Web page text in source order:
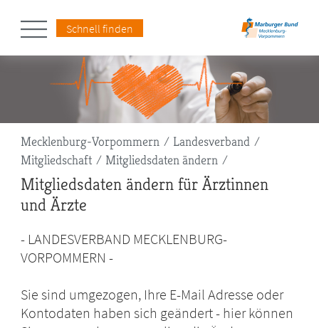
Schnell finden
Pfadnavigation
Mecklenburg-Vorpommern
Landesverband
Mitgliedschaft
Mitgliedsdaten ändern
Mitgliedsdaten ändern für Ärztinnen
und Ärzte
- LANDESVERBAND MECKLENBURG-
VORPOMMERN -
Sie sind umgezogen, Ihre E-Mail Adresse oder
Kontodaten haben sich geändert - hier können